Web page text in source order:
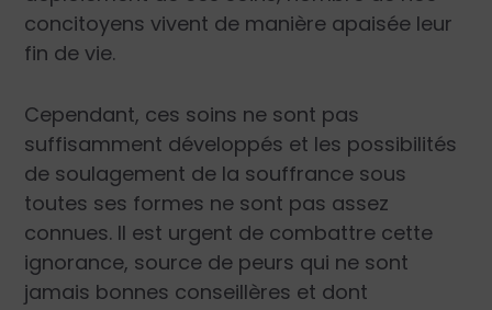
concitoyens vivent de manière apaisée leur
fin de vie.
Cependant, ces soins ne sont pas
suffisamment développés et les possibilités
de soulagement de la souffrance sous
toutes ses formes ne sont pas assez
connues. Il est urgent de combattre cette
ignorance, source de peurs qui ne sont
jamais bonnes conseillères et dont